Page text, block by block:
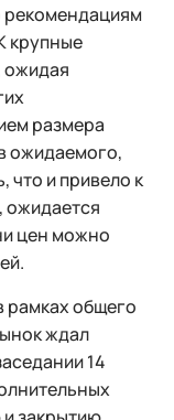
крупные
ожидая
размера
ожидаемого,
что и привело к
ожидается
цен можно
рамках общего
ждал
14